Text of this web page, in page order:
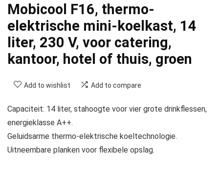
Mobicool F16, thermo-
elektrische mini-koelkast, 14
liter, 230 V, voor catering,
kantoor, hotel of thuis, groen
Add to wishlist Add to compare
Capaciteit: 14 liter, stahoogte voor vier grote drinkflessen,
energieklasse A++.
Geluidsarme thermo-elektrische koeltechnologie.
Uitneembare planken voor flexibele opslag.